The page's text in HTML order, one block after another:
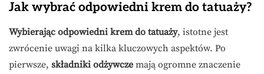
Jak wybrać odpowiedni krem do tatuaży?
Wybierając odpowiedni krem do tatuaży, istotne jest
zwrócenie uwagi na kilka kluczowych aspektów. Po
pierwsze, składniki odżywcze mają ogromne znaczenie